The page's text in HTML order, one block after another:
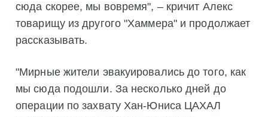
сюда скорее, мы вовремя", – кричит Алекс
товарищу из другого "Хаммера" и продолжает
рассказывать.
"Мирные жители эвакуировались до того, как
мы сюда подошли. За несколько дней до
операции по захвату Хан-Юниса ЦАХАЛ